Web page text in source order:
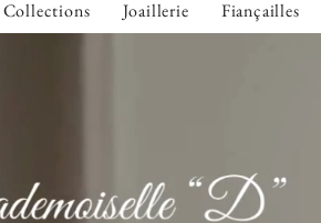
Collections Joaillerie Fiançailles